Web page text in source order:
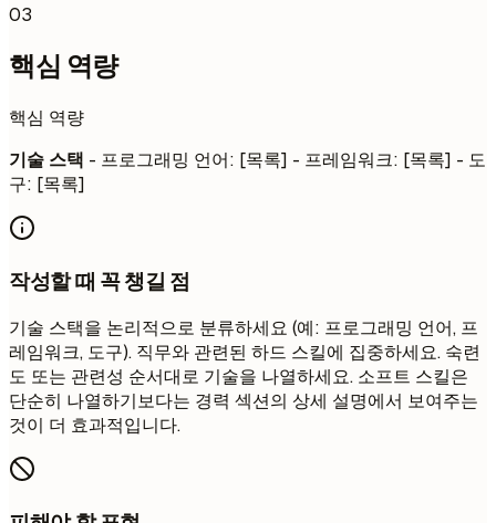
03
핵심 역량
핵심 역량
기술 스택 - 프로그래밍 언어: [목록] - 프레임워크: [목록] - 도
구: [목록]
작성할 때 꼭 챙길 점
기술 스택을 논리적으로 분류하세요 (예: 프로그래밍 언어, 프
레임워크, 도구). 직무와 관련된 하드 스킬에 집중하세요. 숙련
도 또는 관련성 순서대로 기술을 나열하세요. 소프트 스킬은
단순히 나열하기보다는 경력 섹션의 상세 설명에서 보여주는
것이 더 효과적입니다.